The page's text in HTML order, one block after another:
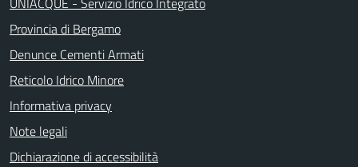
Provincia di Bergamo
Denunce Cementi Armati
Reticolo Idrico Minore
Informativa privacy
Note legali
Dichiarazione di accessibilità